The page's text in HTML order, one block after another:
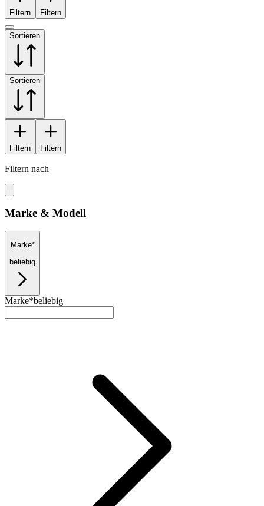
Filtern Filtern
Sortieren
Sortieren
Filtern Filtern
Filtern nach
Marke & Modell
Marke*
beliebig
Marke*beliebig